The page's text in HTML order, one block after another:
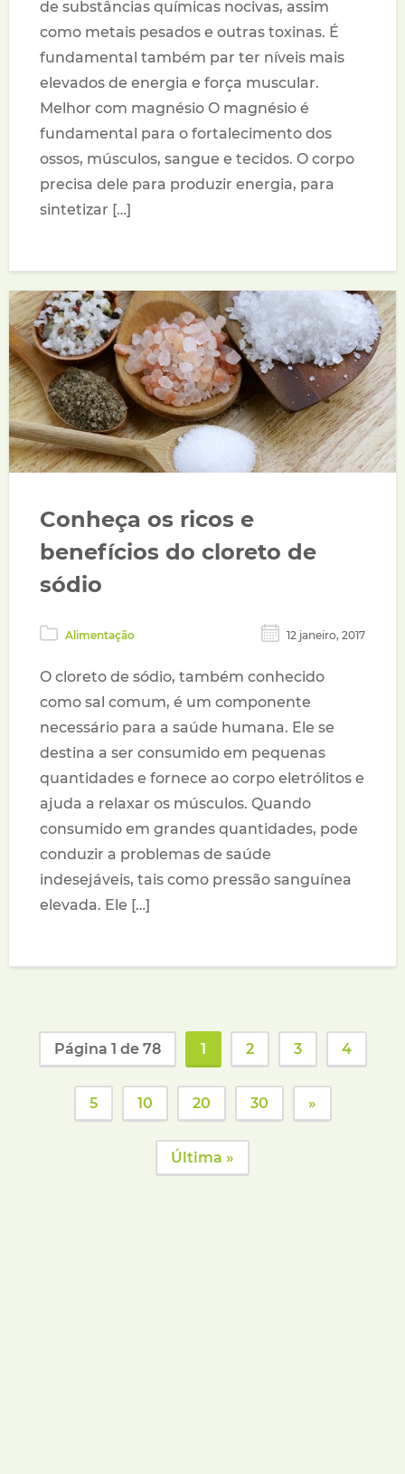
de substâncias químicas nocivas, assim
como metais pesados e outras toxinas. É
fundamental também par ter níveis mais
elevados de energia e força muscular.
Melhor com magnésio O magnésio é
fundamental para o fortalecimento dos
ossos, músculos, sangue e tecidos. O corpo
precisa dele para produzir energia, para
sintetizar […]
Conheça os ricos e
benefícios do cloreto de
sódio
Alimentação 12 janeiro, 2017
O cloreto de sódio, também conhecido
como sal comum, é um componente
necessário para a saúde humana. Ele se
destina a ser consumido em pequenas
quantidades e fornece ao corpo eletrólitos e
ajuda a relaxar os músculos. Quando
consumido em grandes quantidades, pode
conduzir a problemas de saúde
indesejáveis, tais como pressão sanguínea
elevada. Ele […]
Página 1 de 78 1 2 3 4
5 10 20 30 »
Última »